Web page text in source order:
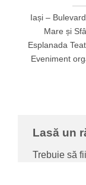
Iași –
Mare și
Esplanada
Eveniment
Lasă un
Trebuie să fii